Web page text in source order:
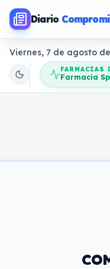
Diario
Viernes, 7 de agosto
FARMACIAS
Farmacia